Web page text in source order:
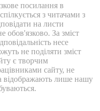
посилання в
з читачами з
на листи
обов'язково. За зміст
несе
не поділяти зміст
є творчим
сайту, не
відображають лише нашу